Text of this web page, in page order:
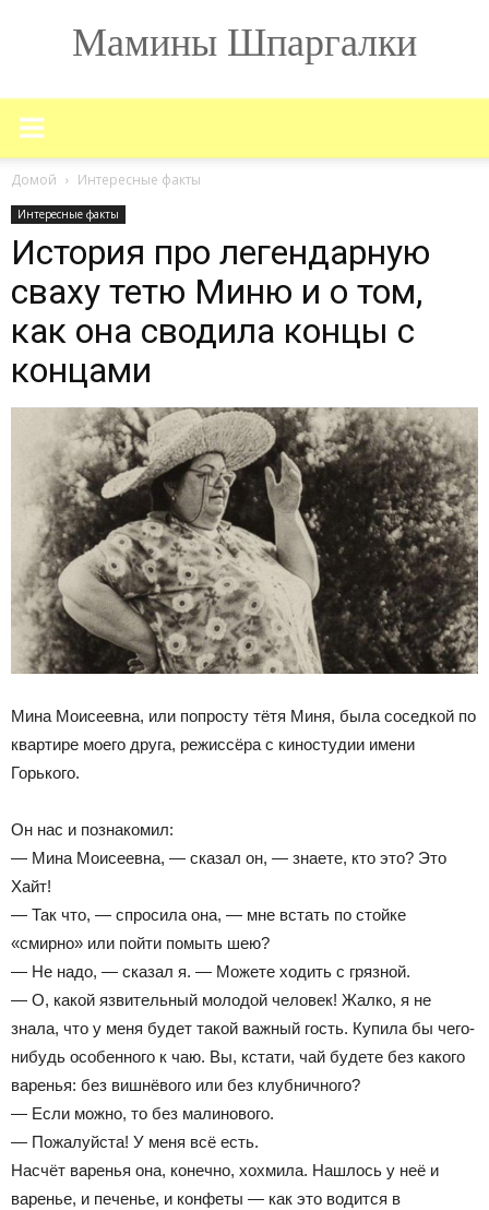
Мамины Шпаргалки
Домой Интересные факты
Интересные факты
История про легендарную
сваху тетю Миню и о том,
как она сводила концы с
концами
Мина Моисеевна, или попросту тётя Миня, была соседкой по
квартире моего друга, режиссёра с киностудии имени
Горького.
Он нас и познакомил:
— Мина Моисеевна, — сказал он, — знаете, кто это? Это
Хайт!
— Так что, — спросила она, — мне встать по стойке
«смирно» или пойти помыть шею?
— Не надо, — сказал я. — Можете ходить с грязной.
— О, какой язвительный молодой человек! Жалко, я не
знала, что у меня будет такой важный гость. Купила бы чего-
нибудь особенного к чаю. Вы, кстати, чай будете без какого
варенья: без вишнёвого или без клубничного?
— Если можно, то без малинового.
— Пожалуйста! У меня всё есть.
Насчёт варенья она, конечно, хохмила. Нашлось у неё и
варенье, и печенье, и конфеты — как это водится в